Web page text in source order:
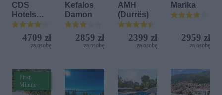
CDS
Hotels
Terrasini
(ex. Citta
del Mare)
4709 zł
za osobę
Kefalos
Damon
2859 zł
za osobę
AMH
(Durrës)
2399 zł
za osobę
Marika
2959 zł
za osobę
First
Minute